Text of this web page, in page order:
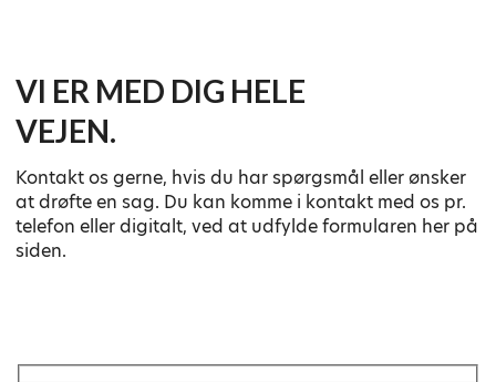
GENNEMFØRELSE
AF
VI ER MED DIG HELE
VEJEN.
Kontakt os gerne, hvis du har spørgsmål eller ønsker
at drøfte en sag. Du kan komme i kontakt med os pr.
telefon eller digitalt, ved at udfylde formularen her på
siden.